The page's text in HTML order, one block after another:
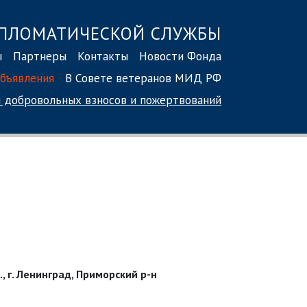
СЛУЖБЫ
Партнеры Контакты
Новости Фонда
В Совете ветеранов МИД РФ
добровольных взносов и пожертвований
г. Ленинград, Приморский р-н